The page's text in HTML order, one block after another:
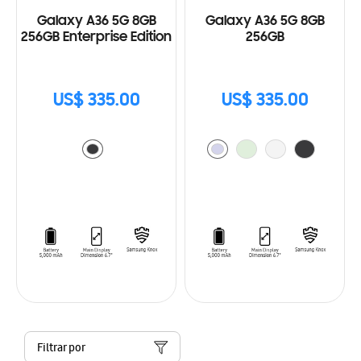
Galaxy A36 5G 8GB
256GB Enterprise Edition
US$ 335.00
Galaxy A36 5G 8GB
256GB
US$ 335.00
Filtrar por